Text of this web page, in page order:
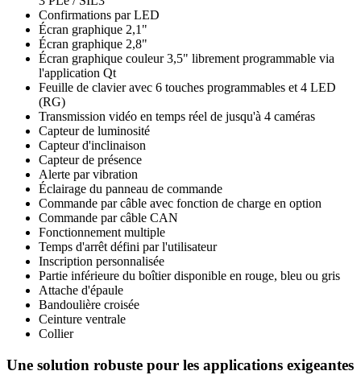
Confirmations par LED
Écran graphique 2,1"
Écran graphique 2,8"
Écran graphique couleur 3,5" librement programmable via
l'application Qt
Feuille de clavier avec 6 touches programmables et 4 LED
(RG)
Transmission vidéo en temps réel de jusqu'à 4 caméras
Capteur de luminosité
Capteur d'inclinaison
Capteur de présence
Alerte par vibration
Éclairage du panneau de commande
Commande par câble avec fonction de charge en option
Commande par câble CAN
Fonctionnement multiple
Temps d'arrêt défini par l'utilisateur
Inscription personnalisée
Partie inférieure du boîtier disponible en rouge, bleu ou gris
Attache d'épaule
Bandoulière croisée
Ceinture ventrale
Collier
Une solution robuste pour les applications exigeantes